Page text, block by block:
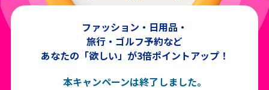
ファッション・日用品・
旅行・ゴルフ予約など
あなたの「欲しい」が3倍ポイントアップ！
本キャンペーンは終了しました。